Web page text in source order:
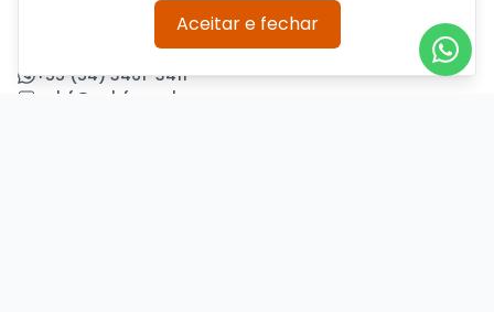
Aceitar e fechar
Precisa de ajuda?
+55 (54) 3461-3411
acbf@acbf.com.br